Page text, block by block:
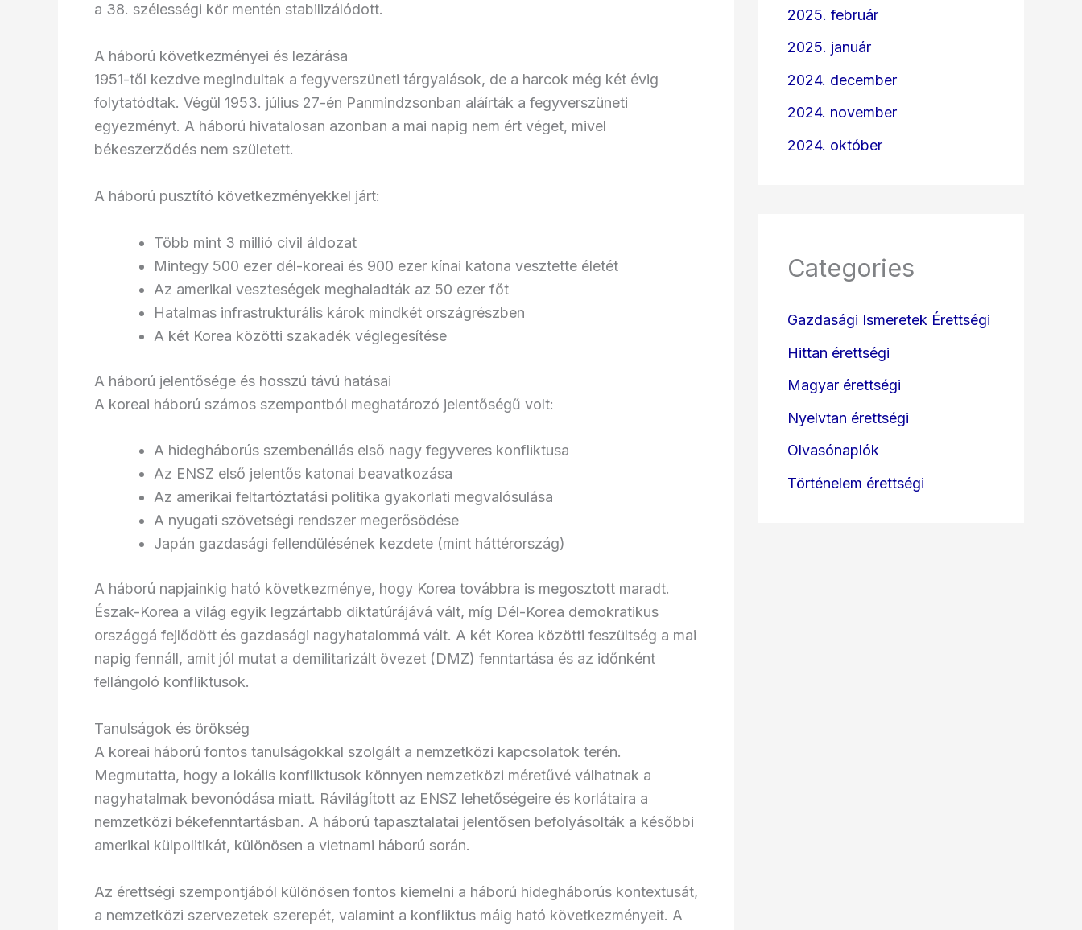
a 38. szélességi kör mentén stabilizálódott.
A háború következményei és lezárása
1951-től kezdve megindultak a fegyverszüneti tárgyalások, de a harcok még két évig
folytatódtak. Végül 1953. július 27-én Panmindzsonban aláírták a fegyverszüneti
egyezményt. A háború hivatalosan azonban a mai napig nem ért véget, mivel
békeszerződés nem született.
A háború pusztító következményekkel járt:
Több mint 3 millió civil áldozat
Mintegy 500 ezer dél-koreai és 900 ezer kínai katona vesztette életét
Az amerikai veszteségek meghaladták az 50 ezer főt
Hatalmas infrastrukturális károk mindkét országrészben
A két Korea közötti szakadék véglegesítése
A háború jelentősége és hosszú távú hatásai
A koreai háború számos szempontból meghatározó jelentőségű volt:
A hidegháborús szembenállás első nagy fegyveres konfliktusa
Az ENSZ első jelentős katonai beavatkozása
Az amerikai feltartóztatási politika gyakorlati megvalósulása
A nyugati szövetségi rendszer megerősödése
Japán gazdasági fellendülésének kezdete (mint háttérország)
A háború napjainkig ható következménye, hogy Korea továbbra is megosztott maradt.
Észak-Korea a világ egyik legzártabb diktatúrájává vált, míg Dél-Korea demokratikus
országgá fejlődött és gazdasági nagyhatalommá vált. A két Korea közötti feszültség a mai
napig fennáll, amit jól mutat a demilitarizált övezet (DMZ) fenntartása és az időnként
fellángoló konfliktusok.
Tanulságok és örökség
A koreai háború fontos tanulságokkal szolgált a nemzetközi kapcsolatok terén.
Megmutatta, hogy a lokális konfliktusok könnyen nemzetközi méretűvé válhatnak a
nagyhatalmak bevonódása miatt. Rávilágított az ENSZ lehetőségeire és korlátaira a
nemzetközi békefenntartásban. A háború tapasztalatai jelentősen befolyásolták a későbbi
amerikai külpolitikát, különösen a vietnami háború során.
Az érettségi szempontjából különösen fontos kiemelni a háború hidegháborús kontextusát,
a nemzetközi szervezetek szerepét, valamint a konfliktus máig ható következményeit. A
2025. február
2025. január
2024. december
2024. november
2024. október
Categories
Gazdasági Ismeretek Érettségi
Hittan érettségi
Magyar érettségi
Nyelvtan érettségi
Olvasónaplók
Történelem érettségi